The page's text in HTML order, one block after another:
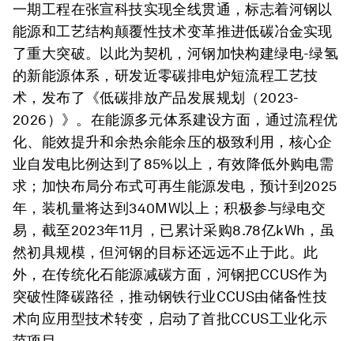
一期工程在张宣科技实现全线贯通，标志着河钢以
能源和工艺结构颠覆性技术变革推进低碳冶金实现
了重大突破。以此为契机，河钢加快构建绿电-绿氢
的新能源体系，研发近零碳排电炉短流程工艺技
术，发布了《低碳排放产品发展规划（2023-
2026）》。在能源多元体系建设方面，通过流程优
化、能效提升和余热余能余压的极致利用，核心企
业自发电比例达到了85%以上，有效降低外购电需
求；加快布局分布式可再生能源发电，预计到2025
年，装机量将达到340MW以上；积极参与绿电交
易，截至2023年11月，已累计采购8.78亿kWh，虽
然初具规模，但河钢的目标还远远不止于此。此
外，在传统化石能源减碳方面，河钢把CCUS作为
突破性降碳路径，推动钢铁行业CCUS由储备性技
术向应用型技术转变，启动了首批CCUS工业化示